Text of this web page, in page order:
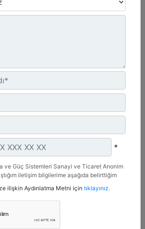
- 1219 mm
Detay
Hidrolik Yana Kaydırma
*
ve Güç Sistemleri Sanayi ve Ticaret Anonim
iletişim bilgilerime aşağıda belirttiğim
izin veriyorum.
ilişkin Aydınlatma Metni için tıklayınız.